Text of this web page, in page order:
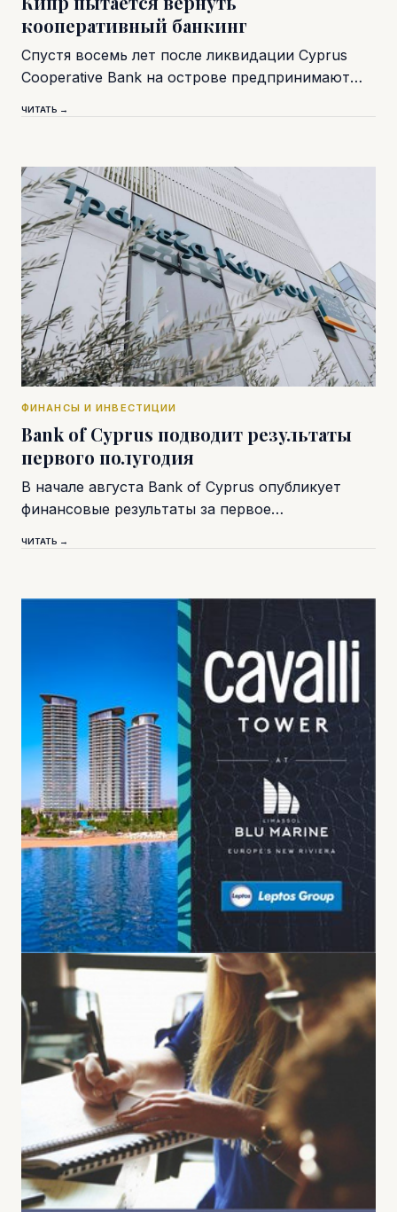
кооперативный банкинг
Спустя восемь лет после ликвидации Cyprus
Cooperative Bank на острове предпринимают…
ЧИТАТЬ →
ФИНАНСЫ И ИНВЕСТИЦИИ
Bank of Cyprus подводит результаты
первого полугодия
В начале августа Bank of Cyprus опубликует
финансовые результаты за первое…
ЧИТАТЬ →